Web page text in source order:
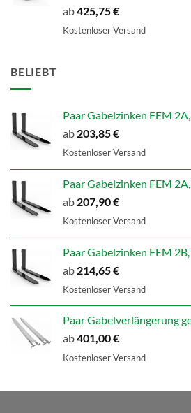
ab425,75€
Kostenloser Versand
BELIEBT
Paar Gabelzinken FEM
ab 203,85€
Kostenloser Versand
Paar Gabelzinken FEM
ab 207,90€
Kostenloser Versand
Paar Gabelzinken FEM
ab 214,65€
Kostenloser Versand
Paar Gabelverlängerung
ab401,00€
Kostenloser Versand